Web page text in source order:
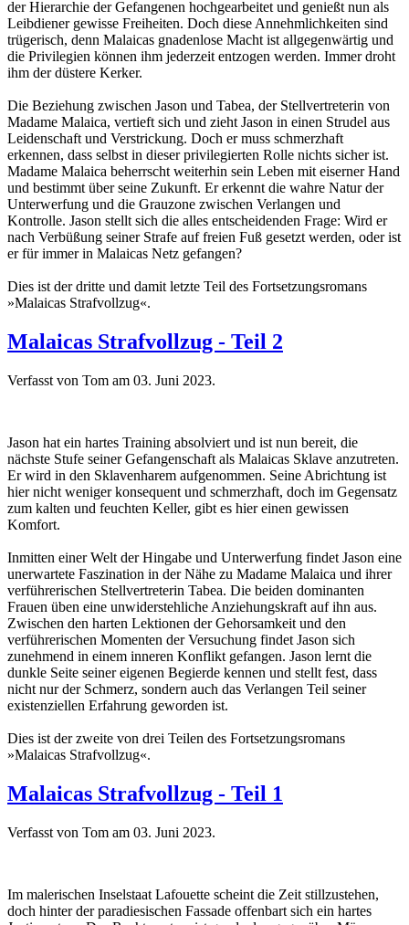
der Hierarchie der Gefangenen hochgearbeitet und genießt nun als
Leibdiener gewisse Freiheiten. Doch diese Annehmlichkeiten sind
trügerisch, denn Malaicas gnadenlose Macht ist allgegenwärtig und
die Privilegien können ihm jederzeit entzogen werden. Immer droht
ihm der düstere Kerker.
Die Beziehung zwischen Jason und Tabea, der Stellvertreterin von
Madame Malaica, vertieft sich und zieht Jason in einen Strudel aus
Leidenschaft und Verstrickung. Doch er muss schmerzhaft
erkennen, dass selbst in dieser privilegierten Rolle nichts sicher ist.
Madame Malaica beherrscht weiterhin sein Leben mit eiserner Hand
und bestimmt über seine Zukunft. Er erkennt die wahre Natur der
Unterwerfung und die Grauzone zwischen Verlangen und
Kontrolle. Jason stellt sich die alles entscheidenden Frage: Wird er
nach Verbüßung seiner Strafe auf freien Fuß gesetzt werden, oder ist
er für immer in Malaicas Netz gefangen?
Dies ist der dritte und damit letzte Teil des Fortsetzungsromans
»Malaicas Strafvollzug«.
Malaicas Strafvollzug - Teil 2
Verfasst von Tom am 03. Juni 2023.
Jason hat ein hartes Training absolviert und ist nun bereit, die
nächste Stufe seiner Gefangenschaft als Malaicas Sklave anzutreten.
Er wird in den Sklavenharem aufgenommen. Seine Abrichtung ist
hier nicht weniger konsequent und schmerzhaft, doch im Gegensatz
zum kalten und feuchten Keller, gibt es hier einen gewissen
Komfort.
Inmitten einer Welt der Hingabe und Unterwerfung findet Jason eine
unerwartete Faszination in der Nähe zu Madame Malaica und ihrer
verführerischen Stellvertreterin Tabea. Die beiden dominanten
Frauen üben eine unwiderstehliche Anziehungskraft auf ihn aus.
Zwischen den harten Lektionen der Gehorsamkeit und den
verführerischen Momenten der Versuchung findet Jason sich
zunehmend in einem inneren Konflikt gefangen. Jason lernt die
dunkle Seite seiner eigenen Begierde kennen und stellt fest, dass
nicht nur der Schmerz, sondern auch das Verlangen Teil seiner
existenziellen Erfahrung geworden ist.
Dies ist der zweite von drei Teilen des Fortsetzungsromans
»Malaicas Strafvollzug«.
Malaicas Strafvollzug - Teil 1
Verfasst von Tom am 03. Juni 2023.
Im malerischen Inselstaat Lafouette scheint die Zeit stillzustehen,
doch hinter der paradiesischen Fassade offenbart sich ein hartes